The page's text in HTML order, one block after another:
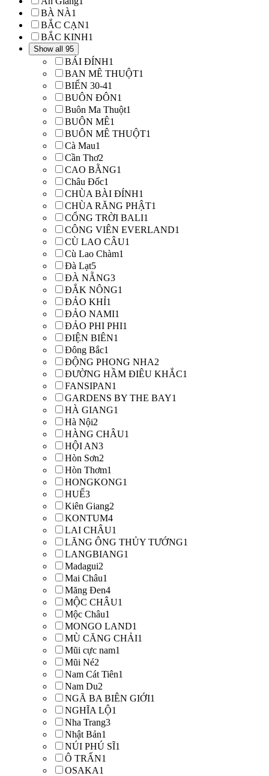
BÀ NÀ1
BẮC CẠN1
BẮC KINH1
Show all 95
BÁI ĐÍNH1
BAN MÊ THUỘT1
BIỂN 30-41
BUÔN ĐÔN1
Buôn Ma Thuột1
BUÔN MÊ1
BUÔN MÊ THUỘT1
Cà Mau1
Cần Thơ2
CAO BẰNG1
Châu Đốc1
CHÙA BÀI ĐÍNH1
CHÙA RĂNG PHẬT1
CỔNG TRỜI BALI1
CÔNG VIÊN EVERLAND1
CÙ LAO CÂU1
Cù Lao Chàm1
Đà Lạt5
ĐÀ NẴNG3
ĐẮK NÔNG1
ĐẢO KHỈ1
ĐẢO NAMI1
ĐẢO PHI PHI1
ĐIỆN BIÊN1
Đông Bắc1
ĐỘNG PHONG NHA2
ĐƯỜNG HẦM ĐIÊU KHẮC1
FANSIPAN1
GARDENS BY THE BAY1
HÀ GIANG1
Hà Nội2
HÀNG CHÂU1
HỘI AN3
Hòn Sơn2
Hòn Thơm1
HONGKONG1
HUẾ3
Kiên Giang2
KONTUM4
LAI CHÂU1
LĂNG ÔNG THỦY TƯỚNG1
LANGBIANG1
Madagui2
Mai Châu1
Măng Đen4
MỘC CHÂU1
Mộc Châu1
MONGO LAND1
MÙ CĂNG CHẢI1
Mũi cực nam1
Mũi Né2
Nam Cát Tiên1
Nam Du2
NGÃ BA BIÊN GIỚI1
NGHĨA LỘ1
Nha Trang3
Nhật Bản1
NÚI PHÚ SĨ1
Ô TRẤN1
OSAKA1